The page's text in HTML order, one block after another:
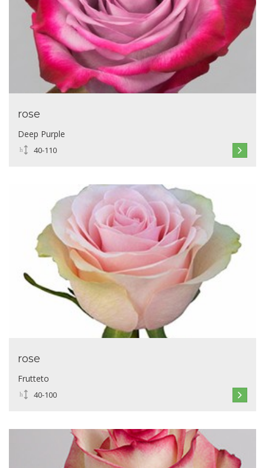
rose
Deep Purple
40-110
rose
Frutteto
40-100